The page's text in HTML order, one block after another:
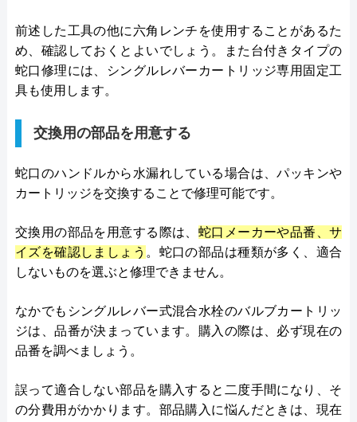
前述した工具の他に六角レンチを使用することがあるた
め、確認しておくとよいでしょう。また台付きタイプの
蛇口修理には、シングルレバーカートリッジ専用固定工
具も使用します。
交換用の部品を用意する
蛇口のハンドルから水漏れしている場合は、パッキンや
カートリッジを交換することで修理可能です。
交換用の部品を用意する際は、 蛇口メーカーや品番、サ
イズを確認しましょう 。蛇口の部品は種類が多く、適合
しないものを選ぶと修理できません。
なかでもシングルレバー式混合水栓のバルブカートリッ
ジは、品番が決まっています。購入の際は、必ず現在の
品番を調べましょう。
誤って適合しない部品を購入すると二度手間になり、そ
の分費用がかかります。部品購入に悩んだときは、現在